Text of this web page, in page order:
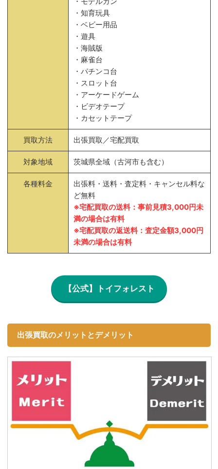
・知育玩具
・ベビー用品
・遊具
・海賊版
・麻雀台
・パチンコ台
・スロット台
・アーケードゲーム
・ビデオテープ
・カセットテープ
買取方法 出張買取／宅配買取
対象地域 茨城県全域（古河市も含む）
各種料金
出張料・送料・査定料・キャンセル料な
ど無料
※宅配買取の送料：事前見積3,000円未
満の場合は有料
※宅配買取の返送料：査定金額3,000円
未満の場合は有料
【公式】トイフォレスト
出張買取のメリットとデメリット